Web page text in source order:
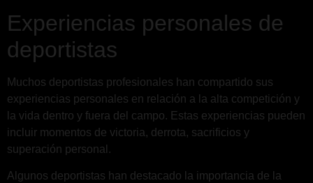
Experiencias personales de
deportistas
Muchos deportistas profesionales han compartido sus
experiencias personales en relación a la alta competición y
la vida dentro y fuera del campo. Estas experiencias pueden
incluir momentos de victoria, derrota, sacrificios y
superación personal.
Algunos deportistas han destacado la importancia de la